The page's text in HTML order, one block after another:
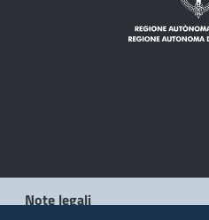
Note legali